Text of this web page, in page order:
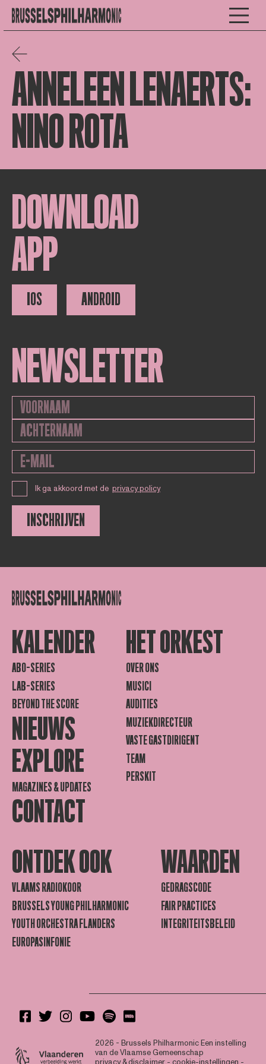
ANNELEEN LENAERTS:
NINO ROTA
DOWNLOAD
APP
IOS ANDROID
NEWSLETTER
Ik ga akkoord met de privacy policy
INSCHRIJVEN
KALENDER
ABO-SERIES
LAB-SERIES
BEYOND THE SCORE
NIEUWS
EXPLORE
MAGAZINES & UPDATES
CONTACT
HET ORKEST
OVER ONS
MUSICI
AUDITIES
MUZIEKDIRECTEUR
VASTE GASTDIRIGENT
TEAM
PERSKIT
ONTDEK OOK
VLAAMS RADIOKOOR
BRUSSELS YOUNG PHILHARMONIC
YOUTH ORCHESTRA FLANDERS
EUROPASINFONIE
WAARDEN
GEDRAGSCODE
FAIR PRACTICES
INTEGRITEITSBELEID
2026 - Brussels PhilharmonicEen instelling
van de Vlaamse Gemeenschap